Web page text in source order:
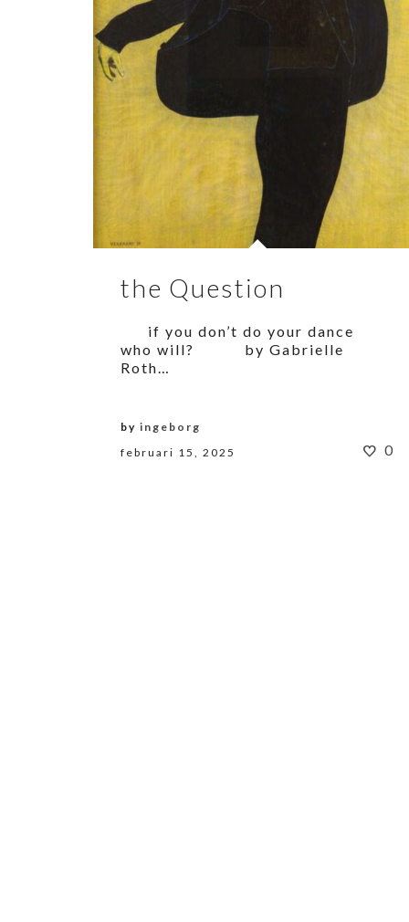
the Question
if you don’t do your dance
who will? by Gabrielle
Roth…
februari 15, 2025
by ingeborg
0